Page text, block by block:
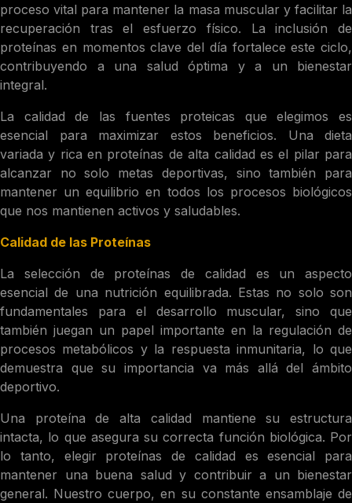
proceso vital para mantener la masa muscular y facilitar la
recuperación tras el esfuerzo físico. La inclusión de
proteínas en momentos clave del día fortalece este ciclo,
contribuyendo a una salud óptima y a un bienestar
integral.
La calidad de las fuentes proteicas que elegimos es
esencial para maximizar estos beneficios. Una dieta
variada y rica en proteínas de alta calidad es el pilar para
alcanzar no solo metas deportivas, sino también para
mantener un equilibrio en todos los procesos biológicos
que nos mantienen activos y saludables.
Calidad de las Proteínas
La selección de proteínas de calidad es un aspecto
esencial de una nutrición equilibrada. Estas no solo son
fundamentales para el desarrollo muscular, sino que
también juegan un papel importante en la regulación de
procesos metabólicos y la respuesta inmunitaria, lo que
demuestra que su importancia va más allá del ámbito
deportivo.
Una proteína de alta calidad mantiene su estructura
intacta, lo que asegura su correcta función biológica. Por
lo tanto, elegir proteínas de calidad es esencial para
mantener una buena salud y contribuir a un bienestar
general. Nuestro cuerpo, en su constante ensamblaje de